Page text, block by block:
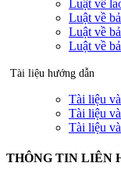
Luật về
Luật về
Luật về
Luật về
Tài liệu hướng dẫn
Tài liệu
Tài liệu
Tài liệu
THÔNG TIN LIÊN